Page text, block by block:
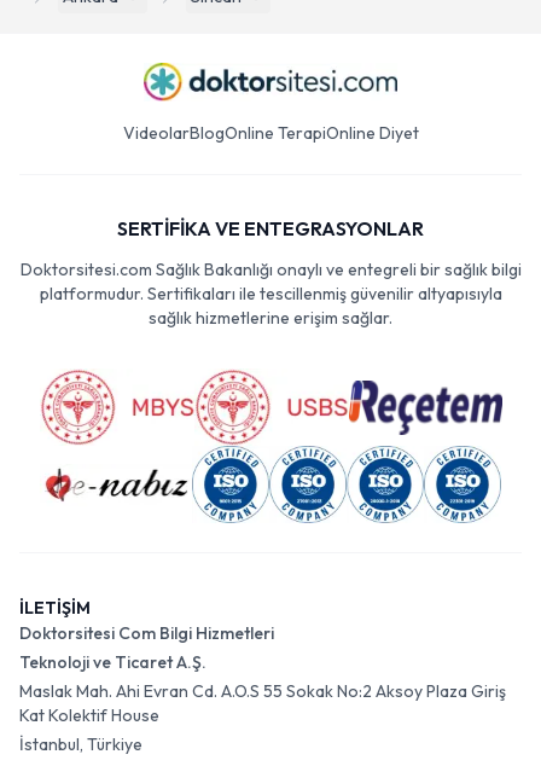
VideolarBlogOnline TerapiOnline Diyet
SERTİFİKA VE ENTEGRASYONLAR
Doktorsitesi.com Sağlık Bakanlığı onaylı ve entegreli bir sağlık bilgi
platformudur. Sertifikaları ile tescillenmiş güvenilir altyapısıyla
sağlık hizmetlerine erişim sağlar.
İLETİŞİM
Doktorsitesi Com Bilgi Hizmetleri
Teknoloji ve Ticaret A.Ş.
Maslak Mah. Ahi Evran Cd. A.O.S 55 Sokak No:2 Aksoy Plaza Giriş
Kat Kolektif House
İstanbul, Türkiye